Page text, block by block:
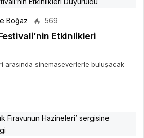
Boğaz 569
Etkinlikleri
arasında sinemaseverlerle buluşacak